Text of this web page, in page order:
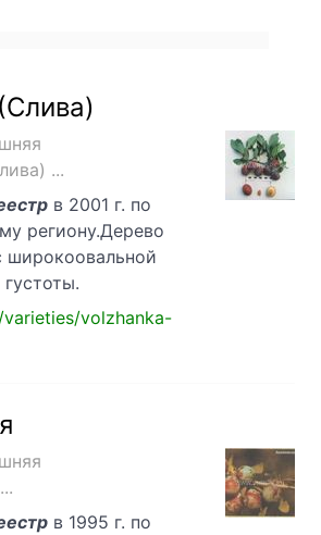
...
в 2001 г. по
региону.Дерево
широкоовальной
volzhanka-
в 1995 г. по